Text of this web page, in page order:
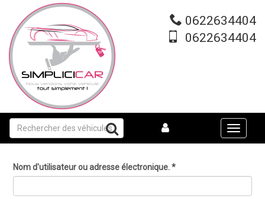
contenu
principal
0622634404
0622634404
Toggle
Nom d'utilisateur ou adresse électronique.*